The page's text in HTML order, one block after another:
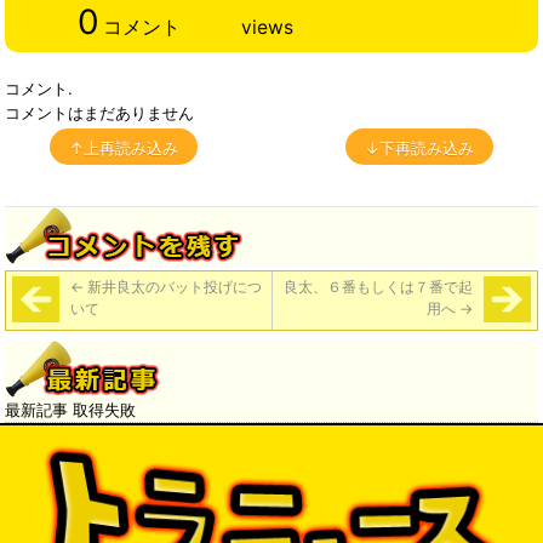
0 コメント views
コメント.
コメントはまだありません
↑上再読み込み
↓下再読み込み
← 新井良太のバット投げにつ
いて
良太、６番もしくは７番で起
用へ →
最新記事 取得失敗